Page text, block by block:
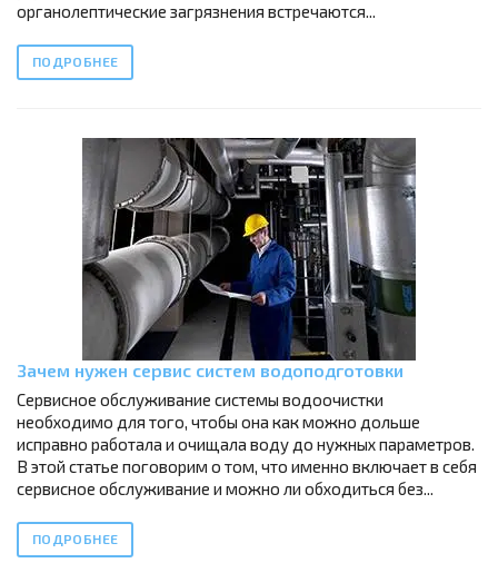
органолептические загрязнения встречаются...
ПОДРОБНЕЕ
Зачем нужен сервис систем водоподготовки
Сервисное обслуживание системы водоочистки
необходимо для того, чтобы она как можно дольше
исправно работала и очищала воду до нужных параметров.
В этой статье поговорим о том, что именно включает в себя
сервисное обслуживание и можно ли обходиться без...
ПОДРОБНЕЕ